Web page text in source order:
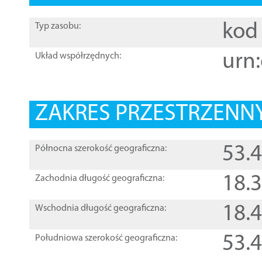
Typ zasobu: kod
Układ współrzędnych:
ZAKRES
Północna szerokość geograficzna:
Zachodnia długość geograficzna:
Wschodnia długość geograficzna:
Południowa szerokość geograficzna: